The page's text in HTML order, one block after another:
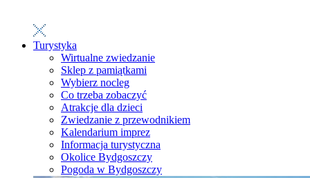
Turystyka
Wirtualne zwiedzanie
Sklep z pamiątkami
Wybierz nocleg
Co trzeba zobaczyć
Atrakcje dla dzieci
Zwiedzanie z przewodnikiem
Kalendarium imprez
Informacja turystyczna
Okolice Bydgoszczy
Pogoda w Bydgoszczy